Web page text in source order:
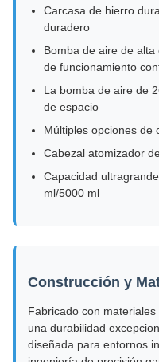
Carcasa de hierro
duradero
Bomba de aire de
de funcionamiento
La bomba de aire de
de espacio
Múltiples opciones de
Cabezal atomizador
Capacidad
ml/5000 ml
Construcción y
Fabricado con
una durabilidad
diseñada para entornos